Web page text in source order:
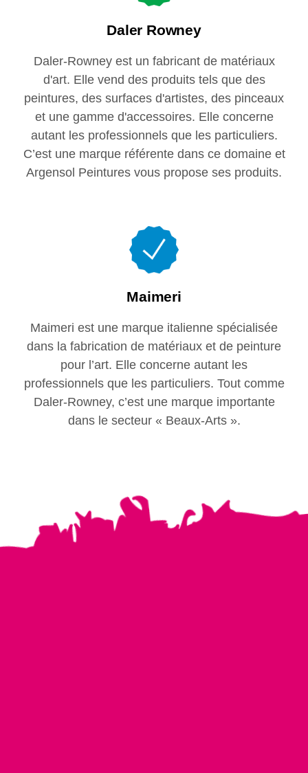
Daler Rowney
Daler-Rowney est un fabricant de matériaux
d'art. Elle vend des produits tels que des
peintures, des surfaces d'artistes, des pinceaux
et une gamme d'accessoires. Elle concerne
autant les professionnels que les particuliers.
C’est une marque référente dans ce domaine et
Argensol Peintures vous propose ses produits.
Maimeri
Maimeri est une marque italienne spécialisée
dans la fabrication de matériaux et de peinture
pour l’art. Elle concerne autant les
professionnels que les particuliers. Tout comme
Daler-Rowney, c’est une marque importante
dans le secteur « Beaux-Arts ».